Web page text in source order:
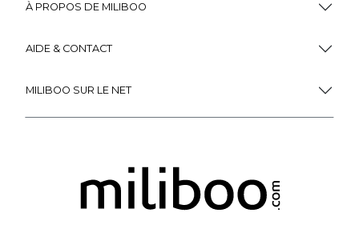
À PROPOS DE MILIBOO
AIDE & CONTACT
MILIBOO SUR LE NET